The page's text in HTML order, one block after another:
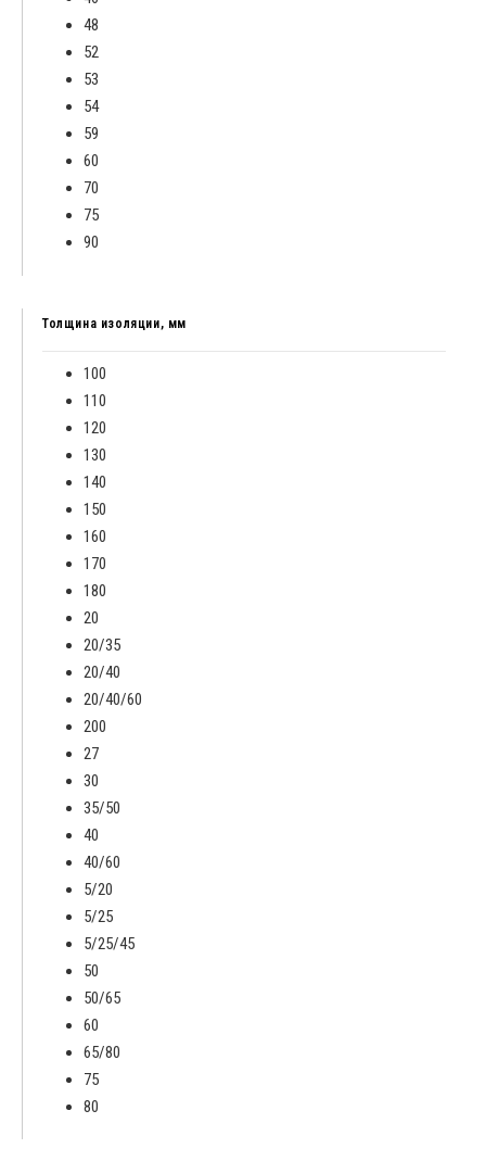
48
52
53
54
59
60
70
75
90
Толщина изоляции, мм
100
110
120
130
140
150
160
170
180
20
20/35
20/40
20/40/60
200
27
30
35/50
40
40/60
5/20
5/25
5/25/45
50
50/65
60
65/80
75
80